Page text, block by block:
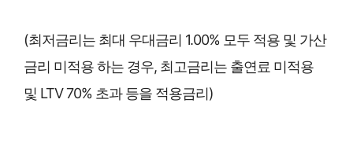
(최저금리는 최대 우대금리 1.00% 모두 적용 및 가산
금리 미적용 하는 경우, 최고금리는 출연료 미적용
및 LTV 70% 초과 등을 적용금리)